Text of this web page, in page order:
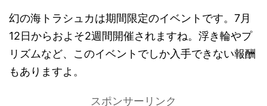
幻の海トラシュカは期間限定のイベントです。7月
12日からおよそ2週間開催されますね。浮き輪やプ
リズムなど、このイベントでしか入手できない報酬
もありますよ。
スポンサーリンク